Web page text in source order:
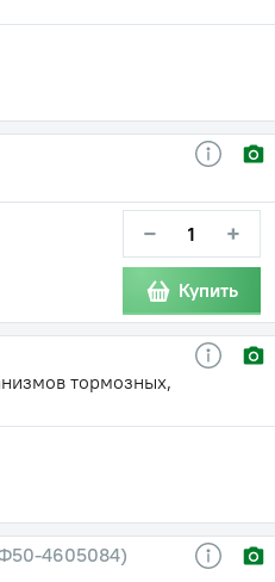
− +
Купить
тормозных,
4605084)